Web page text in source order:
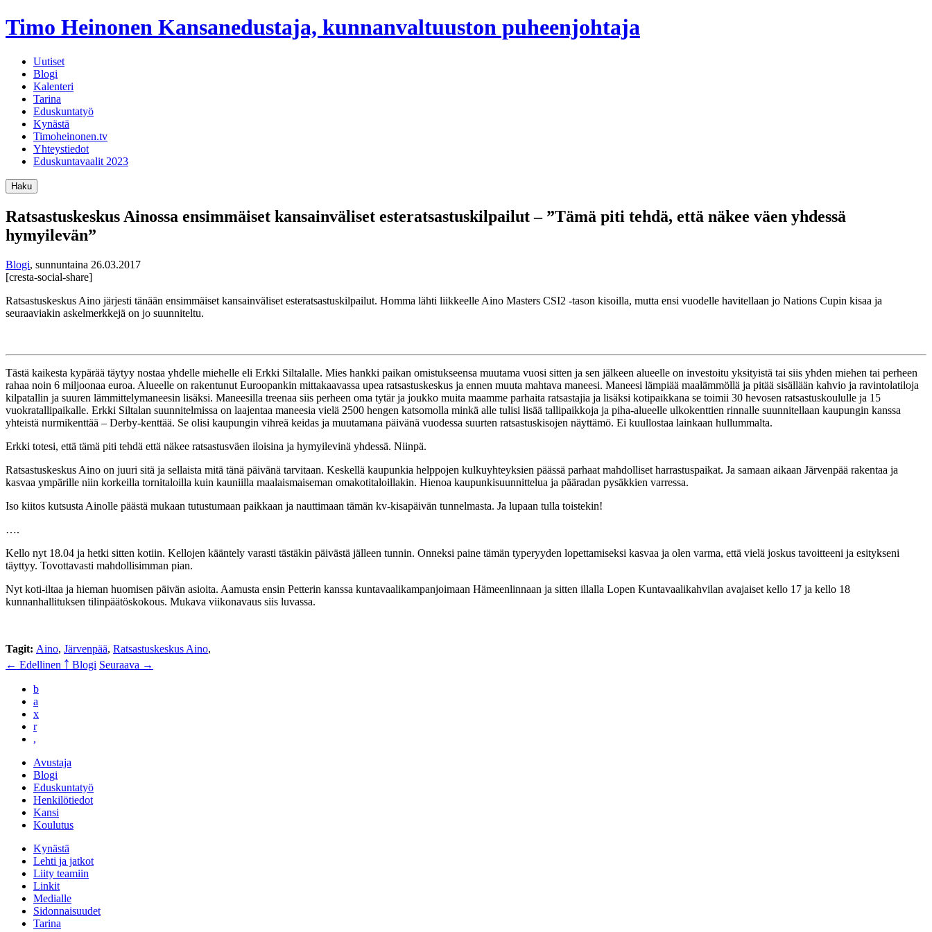
Timo Heinonen Kansanedustaja, kunnanvaltuuston puheenjohtaja
Uutiset
Blogi
Kalenteri
Tarina
Eduskuntatyö
Kynästä
Timoheinonen.tv
Yhteystiedot
Eduskuntavaalit 2023
Haku
Ratsastuskeskus Ainossa ensimmäiset kansainväliset esteratsastuskilpailut – ”Tämä piti tehdä, että näkee väen yhdessä
hymyilevän”
Blogi, sunnuntaina 26.03.2017
[cresta-social-share]
Ratsastuskeskus Aino järjesti tänään ensimmäiset kansainväliset esteratsastuskilpailut. Homma lähti liikkeelle Aino Masters CSI2 -tason kisoilla, mutta ensi vuodelle havitellaan jo Nations Cupin kisaa ja
seuraaviakin askelmerkkejä on jo suunniteltu.
Tästä kaikesta kypärää täytyy nostaa yhdelle miehelle eli Erkki Siltalalle. Mies hankki paikan omistukseensa muutama vuosi sitten ja sen jälkeen alueelle on investoitu yksityistä tai siis yhden miehen tai perheen
rahaa noin 6 miljoonaa euroa. Alueelle on rakentunut Euroopankin mittakaavassa upea ratsastuskeskus ja ennen muuta mahtava maneesi. Maneesi lämpiää maalämmöllä ja pitää sisällään kahvio ja ravintolatiloja
kilpatallin ja suuren lämmittelymaneesin lisäksi. Maneesilla treenaa siis perheen oma tytär ja joukko muita maamme parhaita ratsastajia ja lisäksi kotipaikkana se toimii 30 hevosen ratsastuskoululle ja 15
vuokratallipaikalle. Erkki Siltalan suunnitelmissa on laajentaa maneesia vielä 2500 hengen katsomolla minkä alle tulisi lisää tallipaikkoja ja piha-alueelle ulkokenttien rinnalle suunnitellaan kaupungin kanssa
yhteistä nurmikenttää – Derby-kenttää. Se olisi kaupungin vihreä keidas ja muutamana päivänä vuodessa suurten ratsastuskisojen näyttämö. Ei kuullostaa lainkaan hullummalta.
Erkki totesi, että tämä piti tehdä että näkee ratsastusväen iloisina ja hymyilevinä yhdessä. Niinpä.
Ratsastuskeskus Aino on juuri sitä ja sellaista mitä tänä päivänä tarvitaan. Keskellä kaupunkia helppojen kulkuyhteyksien päässä parhaat mahdolliset harrastuspaikat. Ja samaan aikaan Järvenpää rakentaa ja
kasvaa ympärille niin korkeilla tornitaloilla kuin kauniilla maalaismaiseman omakotitaloillakin. Hienoa kaupunkisuunnittelua ja pääradan pysäkkien varressa.
Iso kiitos kutsusta Ainolle päästä mukaan tutustumaan paikkaan ja nauttimaan tämän kv-kisapäivän tunnelmasta. Ja lupaan tulla toistekin!
….
Kello nyt 18.04 ja hetki sitten kotiin. Kellojen kääntely varasti tästäkin päivästä jälleen tunnin. Onneksi paine tämän typeryyden lopettamiseksi kasvaa ja olen varma, että vielä joskus tavoitteeni ja esitykseni
täyttyy. Tovottavasti mahdollisimman pian.
Nyt koti-iltaa ja hieman huomisen päivän asioita. Aamusta ensin Petterin kanssa kuntavaalikampanjoimaan Hämeenlinnaan ja sitten illalla Lopen Kuntavaalikahvilan avajaiset kello 17 ja kello 18
kunnanhallituksen tilinpäätöskokous. Mukava viikonavaus siis luvassa.
Tagit: Aino, Järvenpää, Ratsastuskeskus Aino,
← Edellinen ￪ Blogi Seuraava →
b
a
x
r
,
Avustaja
Blogi
Eduskuntatyö
Henkilötiedot
Kansi
Koulutus
Kynästä
Lehti ja jatkot
Liity teamiin
Linkit
Medialle
Sidonnaisuudet
Tarina